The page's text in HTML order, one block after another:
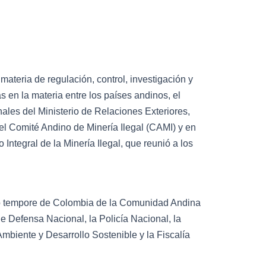
de regulación, control, investigación y
en la materia entre los países andinos, el
del Ministerio de Relaciones Exteriores,
Comité Andino de Minería Ilegal (CAMI) y en
Integral de la Minería Ilegal, que reunió a los
de Colombia de la Comunidad Andina
Defensa Nacional, la Policía Nacional, la
y Desarrollo Sostenible y la Fiscalía